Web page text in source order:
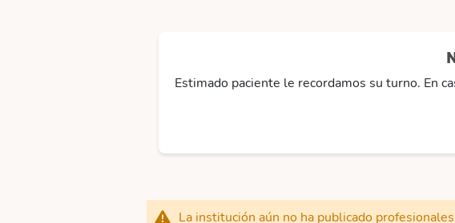
Estimado paciente le recordamos su turno. En
La institución aún no ha publicado